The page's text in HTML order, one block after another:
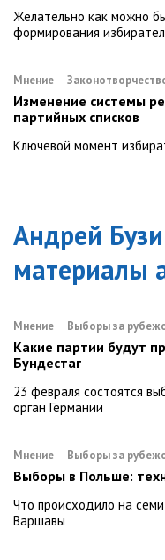
Желательно как можно
формирования
Мнение
Изменение системы
партийных списков
Ключевой момент
Андрей
материалы
Мнение Выборы за
Какие партии будут
Бундестаг
23 февраля состоятся
орган Германии
Мнение Выборы за
Выборы в Польше:
Что происходило на
Варшавы